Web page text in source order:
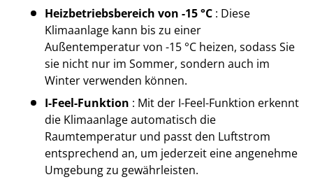
Heizbetriebsbereich von -15 °C : Diese
Klimaanlage kann bis zu einer
Außentemperatur von -15 °C heizen, sodass Sie
sie nicht nur im Sommer, sondern auch im
Winter verwenden können.
I-Feel-Funktion : Mit der I-Feel-Funktion erkennt
die Klimaanlage automatisch die
Raumtemperatur und passt den Luftstrom
entsprechend an, um jederzeit eine angenehme
Umgebung zu gewährleisten.